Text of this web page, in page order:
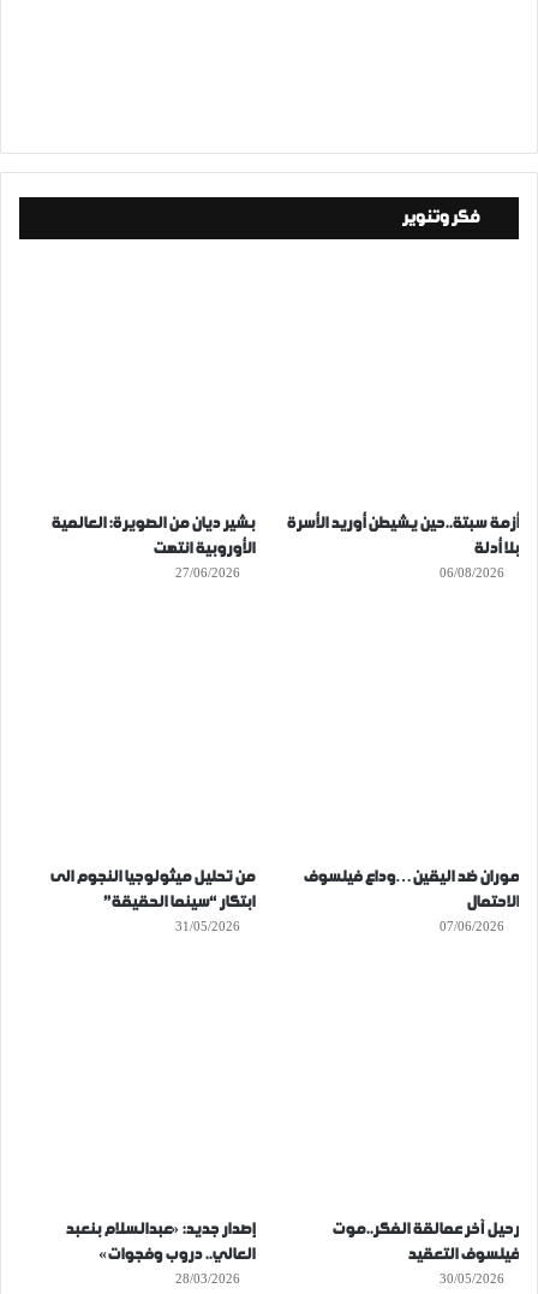
فكر وتنوير
أزمة سبتة..حين يشيطن أوريد الأسرة
بلا أدلة
06/08/2026
بشير ديان من الصويرة: العالمية
الأوروبية انتهت
27/06/2026
موران ضد اليقين…وداع فيلسوف
الاحتمال
07/06/2026
من تحليل ميثولوجيا النجوم الى
ابتكار “سينما الحقيقة”
31/05/2026
رحيل آخر عمالقة الفكر..موت
فيلسوف التعقيد
30/05/2026
إصدار جديد: «عبدالسلام بنعبد
العالي.. دروب وفجوات»
28/03/2026